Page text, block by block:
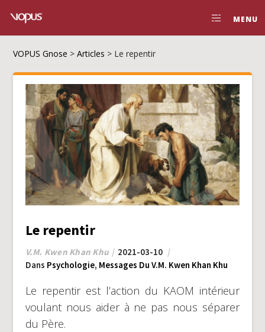
MENU
VOPUS Gnose >Articles > Le repentir
Le repentir
V.M. Kwen Khan Khu
2021-03-10
Dans Psychologie, Messages Du V.M. Kwen Khan Khu
Le repentir est l’action du KAOM intérieur
voulant nous aider à ne pas nous séparer
du Père.